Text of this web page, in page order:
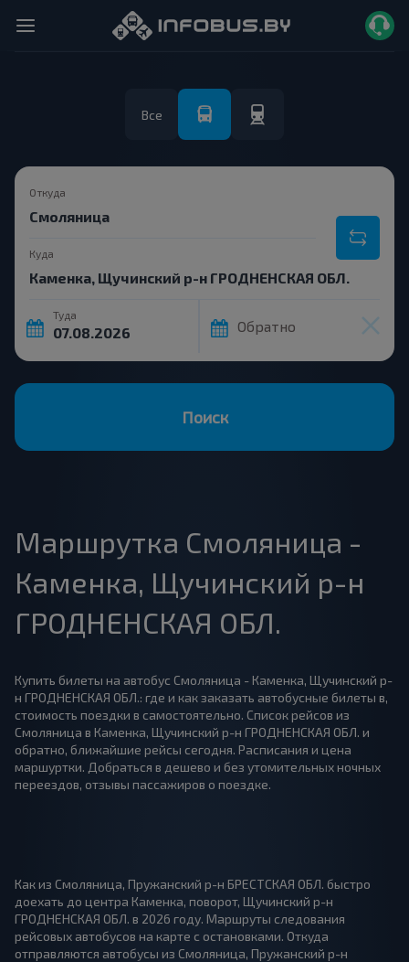
Все
Откуда
Куда
Туда
Обратно
Поиск
Маршрутка Смоляница -
Каменка, Щучинский р-н
ГРОДНЕНСКАЯ ОБЛ.
Купить билеты на автобус Смоляница - Каменка, Щучинский р-
н ГРОДНЕНСКАЯ ОБЛ.: где и как заказать автобусные билеты в,
стоимость поездки в самостоятельно. Список рейсов из
Смоляница в Каменка, Щучинский р-н ГРОДНЕНСКАЯ ОБЛ. и
обратно, ближайшие рейсы сегодня. Расписания и цена
маршуртки. Добраться в дешево и без утомительных ночных
переездов, отзывы пассажиров о поездке.
Как из Смоляница, Пружанский р-н БРЕСТСКАЯ ОБЛ. быстро
доехать до центра Каменка, поворот, Щучинский р-н
ГРОДНЕНСКАЯ ОБЛ. в 2026 году. Маршруты следования
рейсовых автобусов на карте с остановками. Откуда
отправляются автобусы из Смоляница, Пружанский р-н